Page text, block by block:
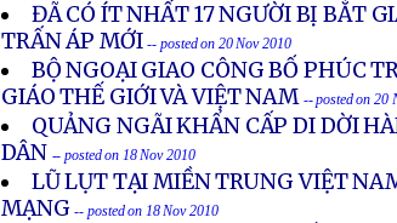
ĐÃ CÓ ÍT NHẤT 17 NGƯỜI BỊ BẮT
TRẤN ÁP MỚI -- posted on 20 Nov 2010
BỘ NGOẠI GIAO CÔNG BỐ PHÚC
GIÁO THẾ GIỚI VÀ VIỆT NAM -- posted on 20
QUẢNG NGÃI KHẨN CẤP DI DỜI
DÂN -- posted on 18 Nov 2010
LŨ LỤT TẠI MIỀN TRUNG VIỆT
MẠNG -- posted on 18 Nov 2010